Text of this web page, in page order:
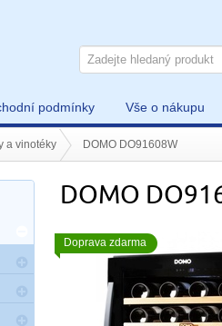
podmínky Vše o nákupu
a vinotéky DOMO DO91608W
DOMO
Doprava zdarma